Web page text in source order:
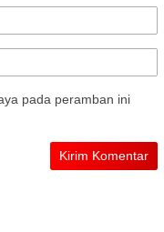
pada peramban ini